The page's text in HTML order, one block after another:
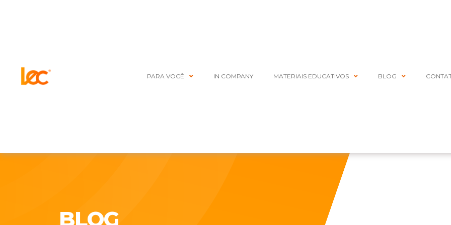
PARA VOCÊ IN COMPANY MATERIAIS EDUCATIVOS BLOG
BLOG